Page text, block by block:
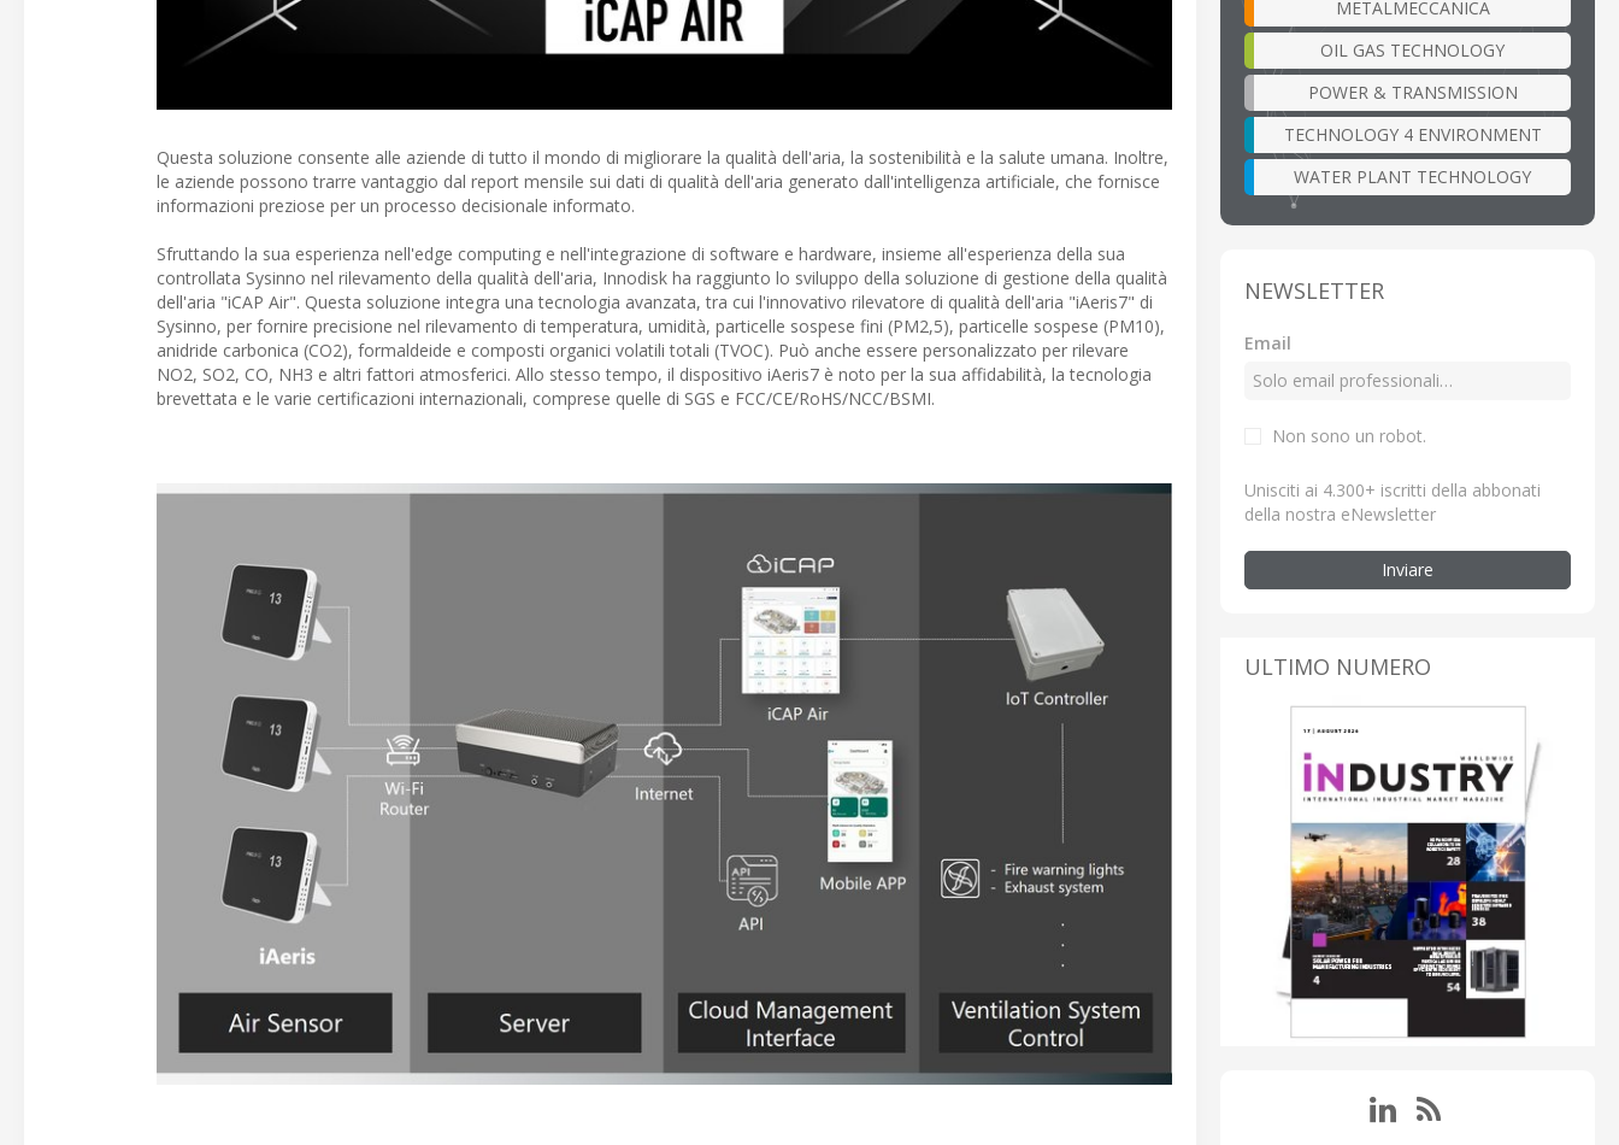
Questa soluzione consente alle aziende di tutto il mondo di migliorare la qualità dell'aria, la sostenibilità e la salute umana. Inoltre,
le aziende possono trarre vantaggio dal report mensile sui dati di qualità dell'aria generato dall'intelligenza artificiale, che fornisce
informazioni preziose per un processo decisionale informato.
Sfruttando la sua esperienza nell'edge computing e nell'integrazione di software e hardware, insieme all'esperienza della sua
controllata Sysinno nel rilevamento della qualità dell'aria, Innodisk ha raggiunto lo sviluppo della soluzione di gestione della qualità
dell'aria "iCAP Air". Questa soluzione integra una tecnologia avanzata, tra cui l'innovativo rilevatore di qualità dell'aria "iAeris7" di
Sysinno, per fornire precisione nel rilevamento di temperatura, umidità, particelle sospese fini (PM2,5), particelle sospese (PM10),
anidride carbonica (CO2), formaldeide e composti organici volatili totali (TVOC). Può anche essere personalizzato per rilevare
NO2, SO2, CO, NH3 e altri fattori atmosferici. Allo stesso tempo, il dispositivo iAeris7 è noto per la sua affidabilità, la tecnologia
brevettata e le varie certificazioni internazionali, comprese quelle di SGS e FCC/CE/RoHS/NCC/BSMI.
METALMECCANICA
OIL GAS TECHNOLOGY
POWER & TRANSMISSION
TECHNOLOGY 4 ENVIRONMENT
WATER PLANT TECHNOLOGY
NEWSLETTER
Email
Non sono un robot.
Unisciti ai 4.300+ iscritti della abbonati
della nostra eNewsletter
Inviare
ULTIMO NUMERO